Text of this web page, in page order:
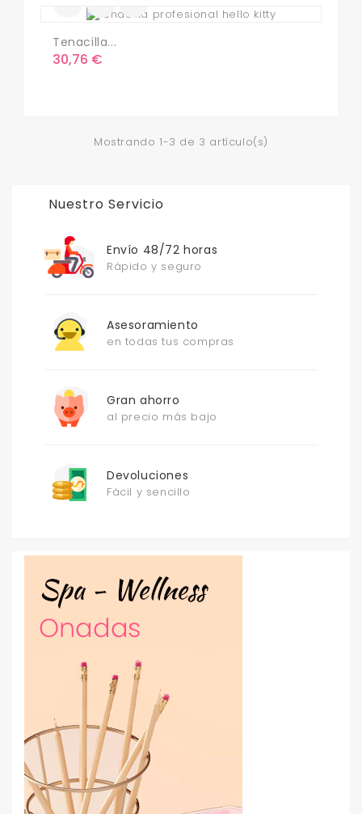
Tenacilla...
Precio
30,76 €
Mostrando 1-3 de 3 artículo(s)
Nuestro Servicio
Envío 48/72 horas
Rápido y seguro
Asesoramiento
en todas tus compras
Gran ahorro
al precio más bajo
Devoluciones
Fácil y sencillo